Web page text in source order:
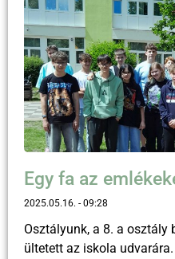
Egy fa az
2025.05.16. 09:28
Osztályunk, a 8. a osztály
ültetett az iskola udvarára.